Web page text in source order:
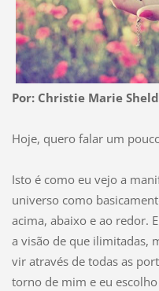
Por: Christie Marie
Hoje, quero falar um
Isto é como eu vejo a
universo como
acima, abaixo e ao redor.
a visão de que ilimitadas,
vir através de todas as
torno de mim e eu